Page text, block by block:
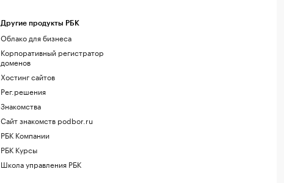
Другие продукты РБК
Облако для бизнеса
Корпоративный регистратор
доменов
Хостинг сайтов
Рег.решения
Знакомства
Сайт знакомств podbor.ru
РБК Компании
РБК Курсы
Школа управления РБК